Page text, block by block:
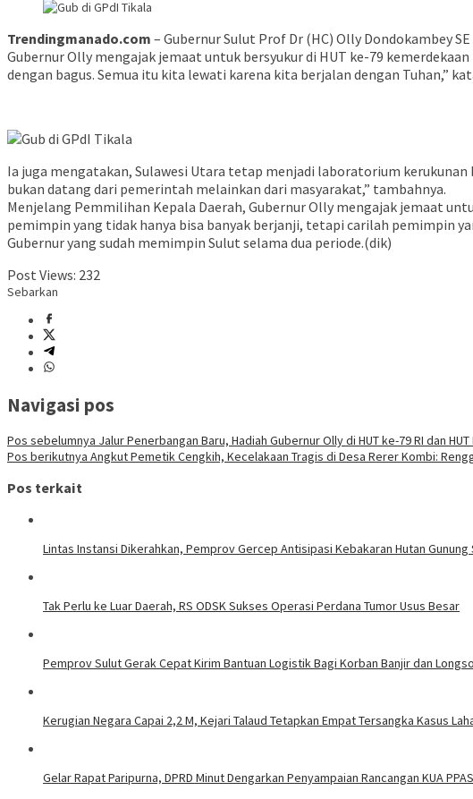
Trendingmanado.com – Gubernur Sulut Prof Dr (HC) Olly Dondokambey
Gubernur Olly mengajak jemaat untuk bersyukur di HUT ke-79
dengan bagus. Semua itu kita lewati karena kita berjalan dengan Tuhan,”
Ia juga mengatakan, Sulawesi Utara tetap menjadi laboratorium
bukan datang dari pemerintah melainkan dari masyarakat,” tambahnya.
Menjelang Pemmilihan Kepala Daerah, Gubernur Olly mengajak jemaat
pemimpin yang tidak hanya bisa banyak berjanji, tetapi carilah pemimpin
Gubernur yang sudah memimpin Sulut selama dua periode.(dik)
Post Views: 232
Sebarkan
Navigasi pos
Pos sebelumnya Jalur Penerbangan Baru, Hadiah Gubernur Olly di HUT ke-79 RI dan
Pos berikutnya Angkut Pemetik Cengkih, Kecelakaan Tragis di Desa Rerer Kombi:
Pos terkait
Lintas Instansi Dikerahkan, Pemprov Gercep Antisipasi Kebakaran Hutan Gunung
Tak Perlu ke Luar Daerah, RS ODSK Sukses Operasi Perdana Tumor Usus Besar
Pemprov Sulut Gerak Cepat Kirim Bantuan Logistik Bagi Korban Banjir dan
Kerugian Negara Capai 2,2 M, Kejari Talaud Tetapkan Empat Tersangka Kasus
Gelar Rapat Paripurna, DPRD Minut Dengarkan Penyampaian Rancangan KUA